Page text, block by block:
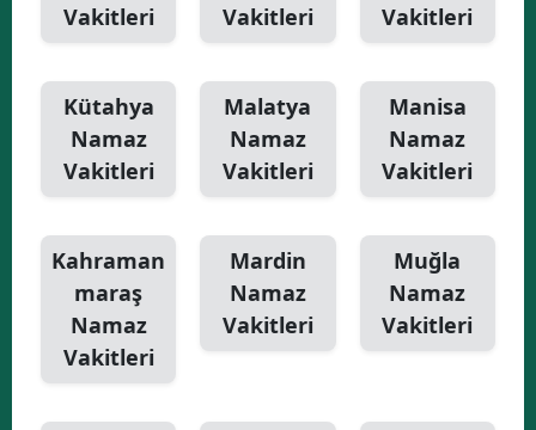
Vakitleri
Vakitleri
Vakitleri
Kütahya
Namaz
Vakitleri
Malatya
Namaz
Vakitleri
Manisa
Namaz
Vakitleri
Kahraman
maraş
Namaz
Vakitleri
Mardin
Namaz
Vakitleri
Muğla
Namaz
Vakitleri